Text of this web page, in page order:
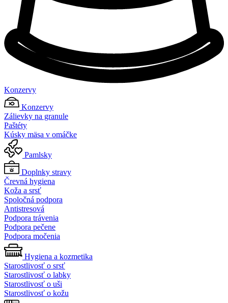
Konzervy
Konzervy
Zálievky na granule
Paštéty
Kúsky mäsa v omáčke
Pamlsky
Doplnky stravy
Črevná hygiena
Koža a srsť
Spoločná podpora
Antistresová
Podpora trávenia
Podpora pečene
Podpora močenia
Hygiena a kozmetika
Starostlivosť o srsť
Starostlivosť o labky
Starostlivosť o uši
Starostlivosť o kožu